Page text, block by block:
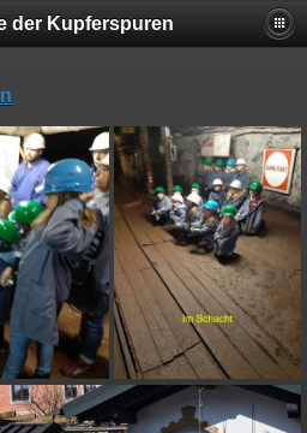
der Kupferspuren